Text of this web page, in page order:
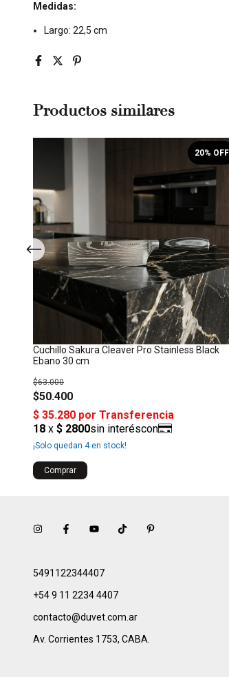
Medidas:
Largo: 22,5 cm
Productos similares
Cuchillo Sakura Cleaver Pro Stainless Black
Ebano 30 cm
$50.400
$63.000
20% OFF
¡Solo quedan 4en stock!
5491122344407
+54 9 11 2234 4407
contacto@duvet.com.ar
Av. Corrientes 1753, CABA.